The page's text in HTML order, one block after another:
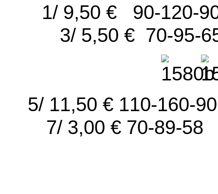
1/ 9,50 € 90-
3/ 5,50 € 70-95-
5/ 11,50 € 110-
7/ 3,00 € 70-